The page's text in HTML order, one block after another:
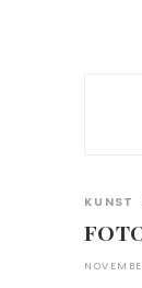
KUNST